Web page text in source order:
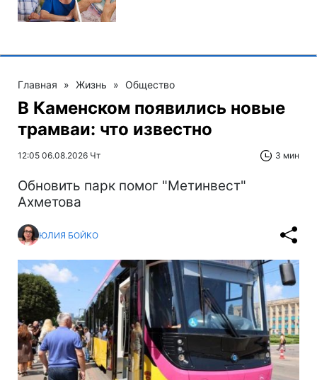
Главная » Жизнь » Общество
В Каменском появились новые
трамваи: что известно
12:05 06.08.2026 Чт 3 мин
Обновить парк помог "Метинвест"
Ахметова
ЮЛИЯ БОЙКО